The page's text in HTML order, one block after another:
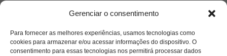
Gerenciar o consentimento
Para fornecer as melhores experiências, usamos tecnologias como
cookies para armazenar e/ou acessar informações do dispositivo. O
consentimento para essas tecnologias nos permitirá processar dados